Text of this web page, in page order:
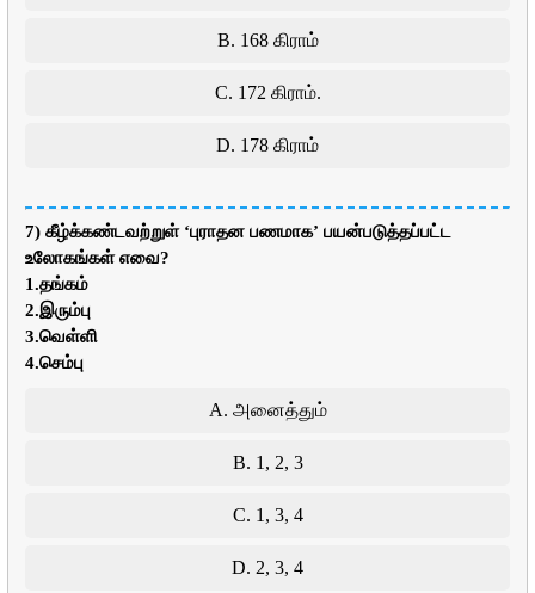
B. 168 கிராம்
C. 172 கிராம்.
D. 178 கிராம்
7) கீழ்க்கண்டவற்றுள் ‘புராதன பணமாக’ பயன்படுத்தப்பட்ட
உலோகங்கள் எவை?
1.தங்கம்
2.இரும்பு
3.வெள்ளி
4.செம்பு
A. அனைத்தும்
B. 1, 2, 3
C. 1, 3, 4
D. 2, 3, 4